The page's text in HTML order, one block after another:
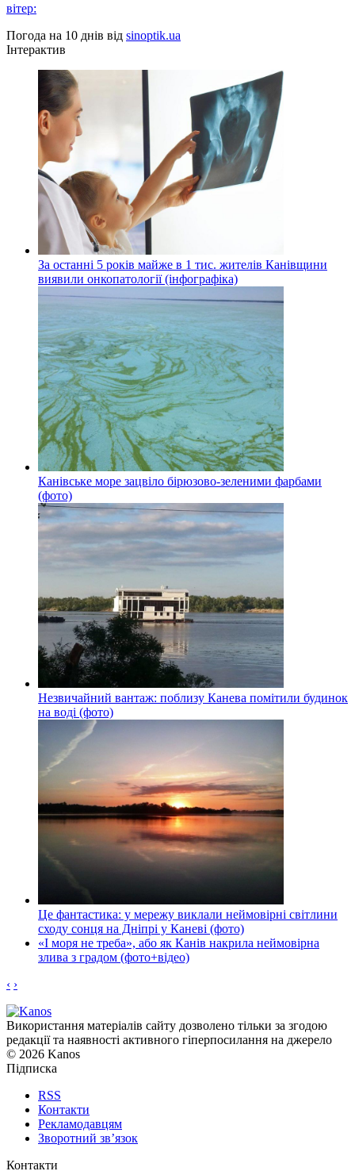
вітер:
Погода на 10 днів від sinoptik.ua
Інтерактив
За останні 5 років майже в 1 тис. жителів Канівщини
виявили онкопатології (інфографіка)
Канівське море зацвіло бірюзово-зеленими фарбами
(фото)
Незвичайний вантаж: поблизу Канева помітили будинок
на воді (фото)
Це фантастика: у мережу виклали неймовірні світлини
сходу сонця на Дніпрі у Каневі (фото)
«І моря не треба», або як Канів накрила неймовірна
злива з градом (фото+відео)
‹ ›
Використання матеріалів сайту дозволено тільки за згодою
редакції та наявності активного гіперпосилання на джерело
© 2026 Kanos
Підписка
RSS
Контакти
Рекламодавцям
Зворотний зв’язок
Контакти